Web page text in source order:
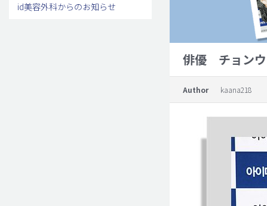
俳優 チョンウ
Author kaana218
id美容外科からのお知らせ